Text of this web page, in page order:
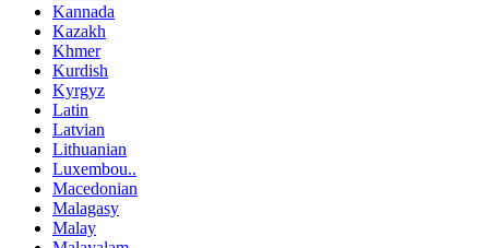
Kannada
Kazakh
Khmer
Kurdish
Kyrgyz
Latin
Latvian
Lithuanian
Luxembou..
Macedonian
Malagasy
Malay